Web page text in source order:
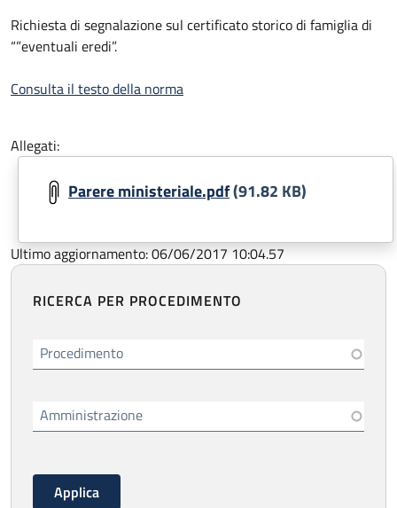
Richiesta di segnalazione sul certificato storico di famiglia di
“”eventuali eredi”.
Consulta il testo della norma
Allegati:
Parere ministeriale.pdf(91.82 KB)
Ultimo aggiornamento: 06/06/2017 10:04.57
RICERCA PER PROCEDIMENTO
Procedimento
Amministrazione